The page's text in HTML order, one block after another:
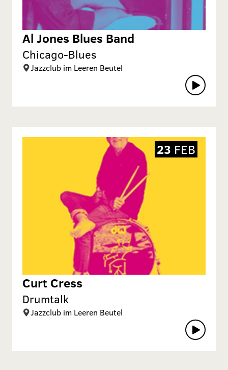
Al Jones Blues Band
Chicago-Blues
Jazzclub im Leeren Beutel
Curt Cress
Drumtalk
Jazzclub im Leeren Beutel
23 FEB